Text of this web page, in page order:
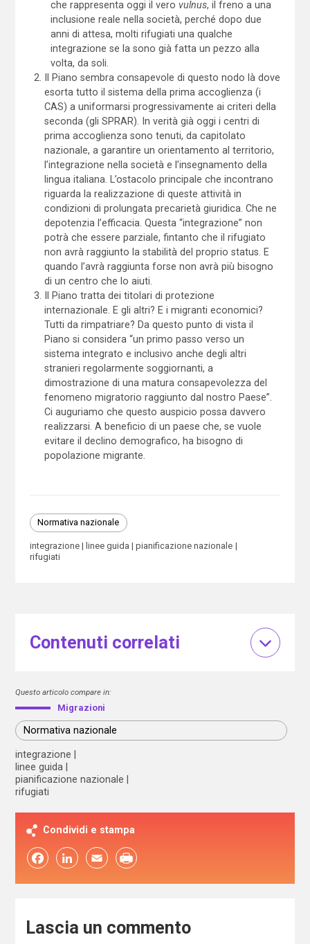
che rappresenta oggi il vero vulnus, il freno a una
inclusione reale nella società, perché dopo due
anni di attesa, molti rifugiati una qualche
integrazione se la sono già fatta un pezzo alla
volta, da soli.
Il Piano sembra consapevole di questo nodo là dove
esorta tutto il sistema della prima accoglienza (i
CAS) a uniformarsi progressivamente ai criteri della
seconda (gli SPRAR). In verità già oggi i centri di
prima accoglienza sono tenuti, da capitolato
nazionale, a garantire un orientamento al territorio,
l’integrazione nella società e l’insegnamento della
lingua italiana. L’ostacolo principale che incontrano
riguarda la realizzazione di queste attività in
condizioni di prolungata precarietà giuridica. Che ne
depotenzia l’efficacia. Questa “integrazione” non
potrà che essere parziale, fintanto che il rifugiato
non avrà raggiunto la stabilità del proprio status. E
quando l’avrà raggiunta forse non avrà più bisogno
di un centro che lo aiuti.
Il Piano tratta dei titolari di protezione
internazionale. E gli altri? E i migranti economici?
Tutti da rimpatriare? Da questo punto di vista il
Piano si considera “un primo passo verso un
sistema integrato e inclusivo anche degli altri
stranieri regolarmente soggiornanti, a
dimostrazione di una matura consapevolezza del
fenomeno migratorio raggiunto dal nostro Paese”.
Ci auguriamo che questo auspicio possa davvero
realizzarsi. A beneficio di un paese che, se vuole
evitare il declino demografico, ha bisogno di
popolazione migrante.
Normativa nazionale
integrazione linee guida
pianificazione nazionale
rifugiati
Contenuti correlati
Questo articolo compare in:
Migrazioni
Normativa nazionale
integrazione
linee guida
pianificazione nazionale
rifugiati
Condividi e stampa
FacebookLinkedIn Email
Lascia un commento